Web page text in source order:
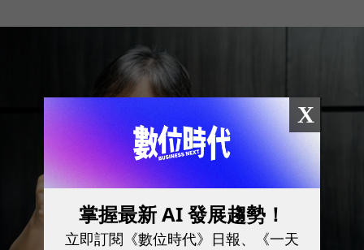
X
掌握最新 AI 發展趨勢！
立即訂閱《數位時代》日報、《一天